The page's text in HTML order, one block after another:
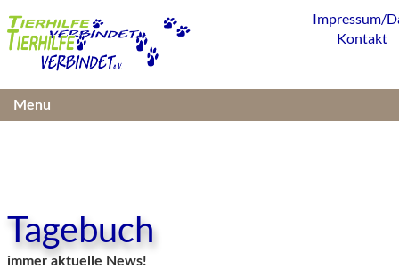
Tagebuch
immer aktuelle News!
Impressum/
Kontakt
Menu